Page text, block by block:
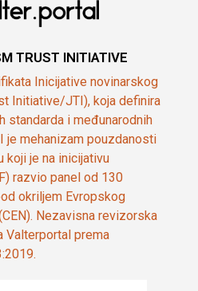
TRUST INITIATIVE
Inicijative novinarskog
Initiative/JTI), koja definira
standarda i međunarodnih
je mehanizam pouzdanosti
koji je na inicijativu
razvio panel od 130
okriljem Evropskog
Nezavisna revizorska
Valterportal prema